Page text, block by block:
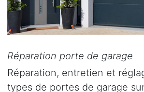
Réparation porte de garage
Réparation, entretien et
types de portes de garage